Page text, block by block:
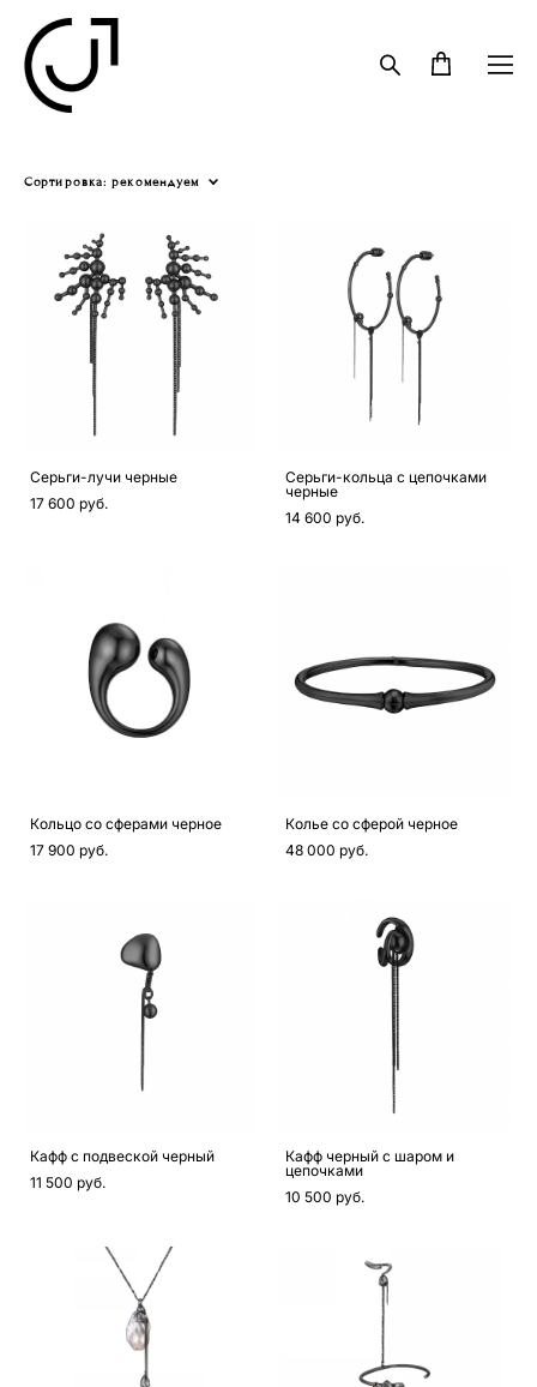
Сортировка: рекомендуем
Серьги-лучи черные
17 600 pуб.
Серьги-кольца с цепочками
черные
14 600 pуб.
Кольцо со сферами черное
17 900 pуб.
Колье со сферой черное
48 000 pуб.
Кафф с подвеской черный
11 500 pуб.
Кафф черный с шаром и
цепочками
10 500 pуб.